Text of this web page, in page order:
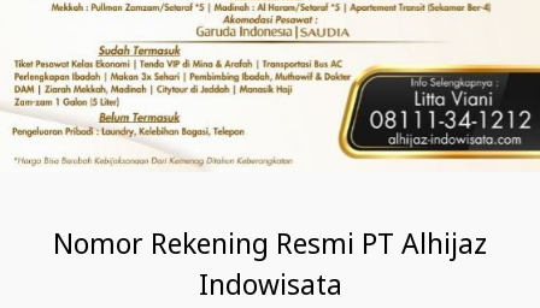
Nomor Rekening Resmi PT Alhijaz
Indowisata